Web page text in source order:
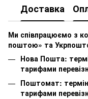
Доставка
Ми співпрацюємо з
поштою» та
Нова Пошта:
тарифами
Поштомат: термін
тарифами